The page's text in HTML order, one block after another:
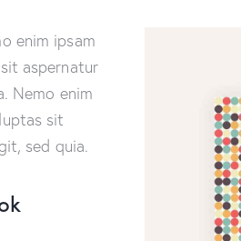
enim ipsam
aspernatur
Nemo enim
sit
sed quia.